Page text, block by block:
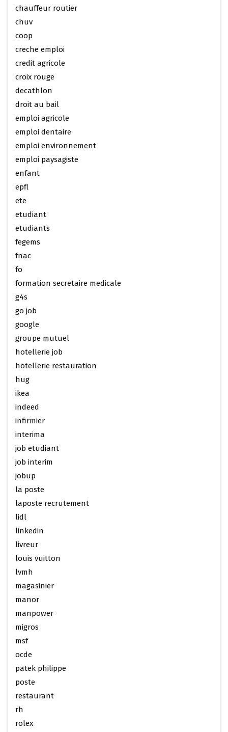
chauffeur routier
chuv
coop
creche emploi
credit agricole
croix rouge
decathlon
droit au bail
emploi agricole
emploi dentaire
emploi environnement
emploi paysagiste
enfant
epfl
ete
etudiant
etudiants
fegems
fnac
fo
formation secretaire medicale
g4s
go job
google
groupe mutuel
hotellerie job
hotellerie restauration
hug
ikea
indeed
infirmier
interima
job etudiant
job interim
jobup
la poste
laposte recrutement
lidl
linkedin
livreur
louis vuitton
lvmh
magasinier
manor
manpower
migros
msf
ocde
patek philippe
poste
restaurant
rh
rolex